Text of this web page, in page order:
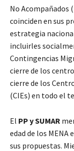
No Acompañados
coinciden en sus
estrategia
incluirles
Contingencias
cierre de los
cierre de los
(CIEs) en todo el
El PP y SUMAR
edad de los MENA
sus propuestas.